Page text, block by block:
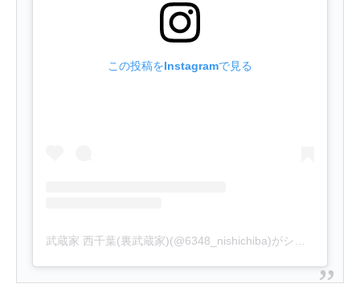
この投稿をInstagramで見る